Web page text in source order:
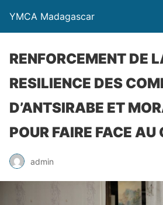
YMCA Madagascar
RENFORCEMENT DE
RESILIENCE DES
D’ANTSIRABE ET
POUR FAIRE FACE
admin